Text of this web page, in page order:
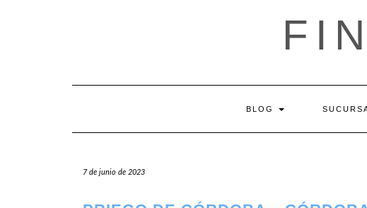
BLOG
7 de junio de 2023